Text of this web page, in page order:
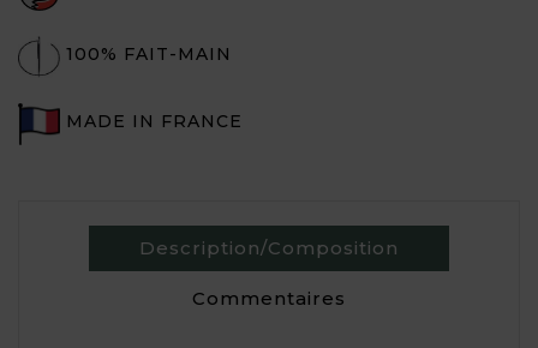
100% FAIT-MAIN
MADE IN FRANCE
Description/Composition
Commentaires